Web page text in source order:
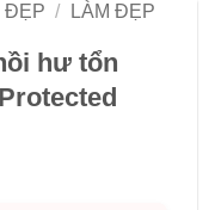
ĐẸP /
LÀM ĐẸP
hư tổn